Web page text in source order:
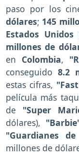
paso por los
dólares; 145
Estados Unidos
millones de
en Colombia,
conseguido 8.2
estas cifras,
película más
de "Super
dólares),
"Guardianes
millones de